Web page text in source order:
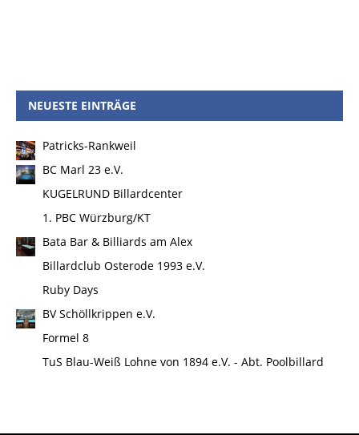
NEUESTE EINTRÄGE
Patricks-Rankweil
BC Marl 23 e.V.
KUGELRUND Billardcenter
1. PBC Würzburg/KT
Bata Bar & Billiards am Alex
Billardclub Osterode 1993 e.V.
Ruby Days
BV Schöllkrippen e.V.
Formel 8
TuS Blau-Weiß Lohne von 1894 e.V. - Abt. Poolbillard